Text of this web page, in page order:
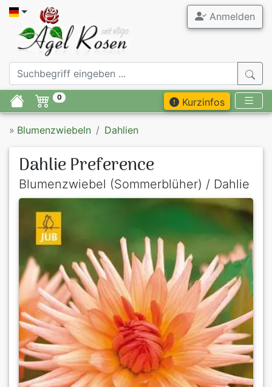
Anmelden
0 Kurzinfos
» Blumenzwiebeln Dahlien
Dahlie Preference
Blumenzwiebel (Sommerblüher) / Dahlie